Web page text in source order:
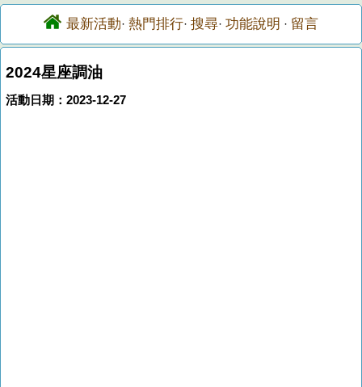
最新活動· 熱門排行· 搜尋· 功能說明 · 留言
2024星座調油
活動日期：2023-12-27